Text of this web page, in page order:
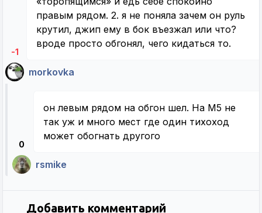
-1
правым рядом. 2. я не поняла зачем он руль
крутил, джип ему в бок въезжал или что?
вроде просто обгонял, чего кидаться то.
morkovka
0
он левым рядом на обгон шел. На М5 не
так уж и много мест где один тихоход
может обогнать другого
rsmike
Добавить комментарий